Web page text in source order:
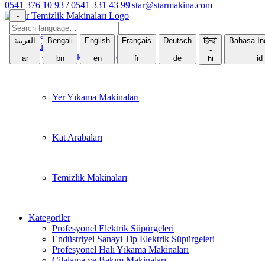
Skip
to
content
0541 376 10 93 /0541 331 43 99|star@starmakina.com
LinkedIn
Instagram
Twitter
Facebook
Phone
Anasayfa
Ürünler
Elektrik süpürgeleri
Yer Yıkama Makinaları
Kat Arabaları
Temizlik Makinaları
Kategoriler
Profesyonel Elektrik Süpürgeleri
Endüstriyel Sanayi Tip Elektrik Süpürgeleri
Profesyonel Halı Yıkama Makinaları
-
Search
language
العربية
-
ar
Bengali
-
bn
English
-
en
Français
-
fr
Deutsch
-
de
हिन्दी
-
hi
Bahasa
-
id